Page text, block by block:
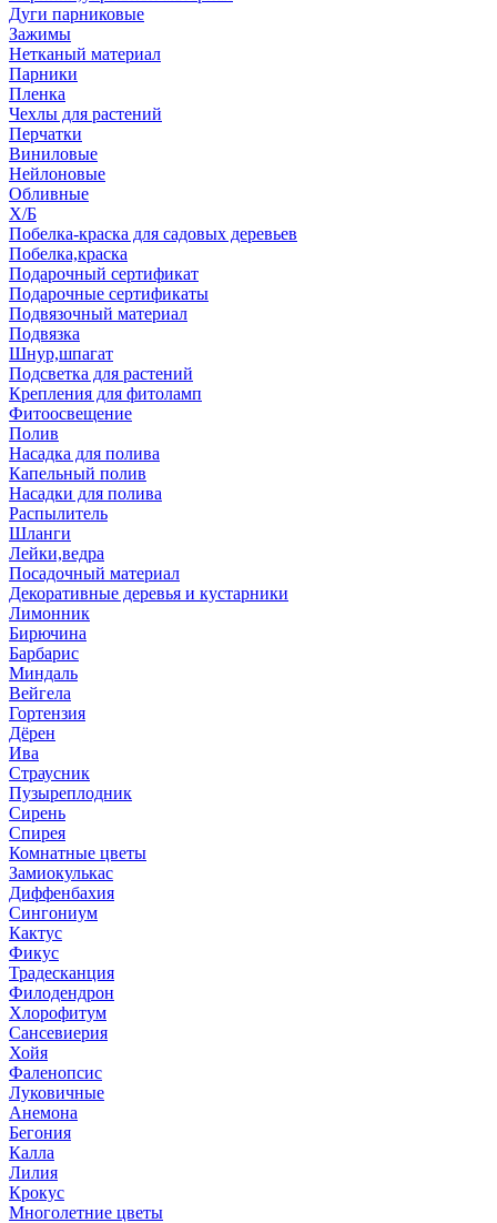
Дуги парниковые
Зажимы
Нетканый материал
Парники
Пленка
Чехлы для растений
Перчатки
Виниловые
Нейлоновые
Обливные
Х/Б
Побелка-краска для садовых деревьев
Побелка,краска
Подарочный сертификат
Подарочные сертификаты
Подвязочный материал
Подвязка
Шнур,шпагат
Подсветка для растений
Крепления для фитоламп
Фитоосвещение
Полив
Насадка для полива
Капельный полив
Насадки для полива
Распылитель
Шланги
Лейки,ведра
Посадочный материал
Декоративные деревья и кустарники
Лимонник
Бирючина
Барбарис
Миндаль
Вейгела
Гортензия
Дёрен
Ива
Страусник
Пузыреплодник
Сирень
Спирея
Комнатные цветы
Замиокулькас
Диффенбахия
Сингониум
Кактус
Фикус
Традесканция
Филодендрон
Хлорофитум
Сансевиерия
Хойя
Фаленопсис
Луковичные
Анемона
Бегония
Калла
Лилия
Крокус
Многолетние цветы